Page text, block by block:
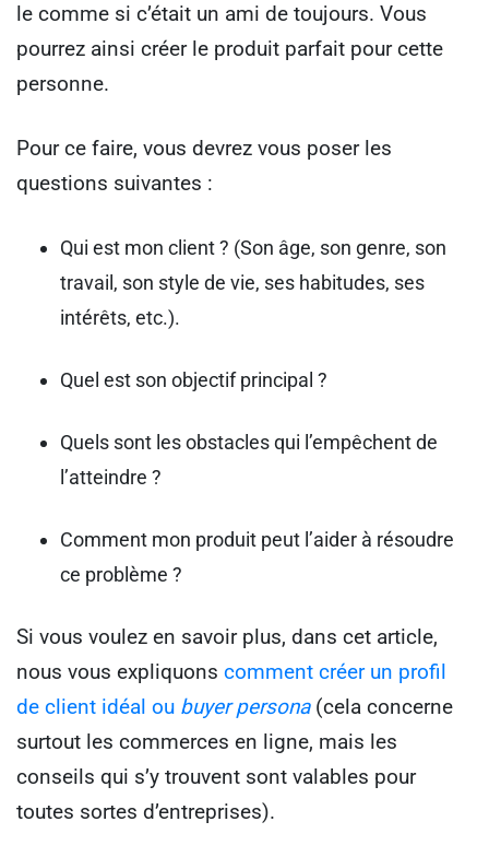
le comme si c’était un ami de toujours. Vous
pourrez ainsi créer le produit parfait pour cette
personne.
Pour ce faire, vous devrez vous poser les
questions suivantes :
Qui est mon client ? (Son âge, son genre, son
travail, son style de vie, ses habitudes, ses
intérêts, etc.).
Quel est son objectif principal ?
Quels sont les obstacles qui l’empêchent de
l’atteindre ?
Comment mon produit peut l’aider à résoudre
ce problème ?
Si vous voulez en savoir plus, dans cet article,
nous vous expliquons comment créer un profil
de client idéal ou buyer persona(cela concerne
surtout les commerces en ligne, mais les
conseils qui s’y trouvent sont valables pour
toutes sortes d’entreprises).